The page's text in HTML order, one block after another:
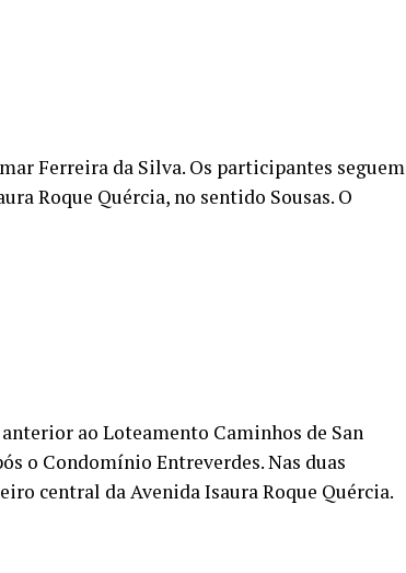
Ferreira da Silva. Os participantes seguem
Roque Quércia, no sentido Sousas. O
ao Loteamento Caminhos de San
o Condomínio Entreverdes. Nas duas
central da Avenida Isaura Roque Quércia.